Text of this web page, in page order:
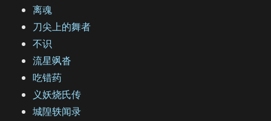
离魂
刀尖上的舞者
不识
流星飒沓
吃错药
义妖烧氏传
城隍轶闻录